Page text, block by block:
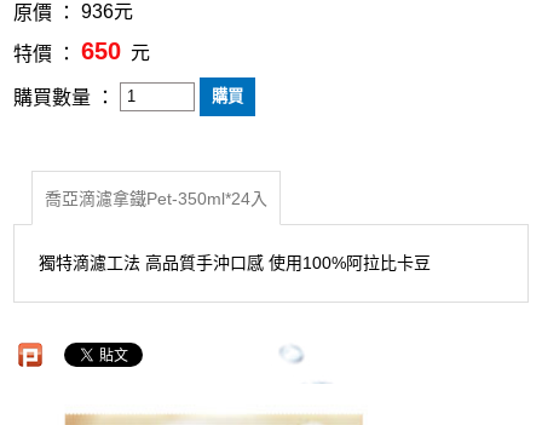
原價 ： 936元
特價 ： 650 元
購買數量 ：
喬亞滴濾拿鐵Pet-350ml*24入
獨特滴濾工法 高品質手沖口感 使用100%阿拉比卡豆